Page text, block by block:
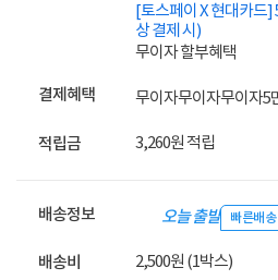
[토스페이 X 현대카드]
상 결제 시)
무이자 할부혜택
결제혜택 무이자무이자무이자5
적립금 3,260원 적립
배송정보 오늘 출발 빠른배
배송비 2,500원 (1박스)